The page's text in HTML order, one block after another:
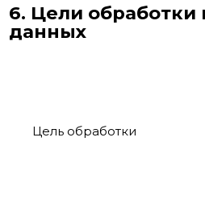
6. Цели
данных
Цель обработки